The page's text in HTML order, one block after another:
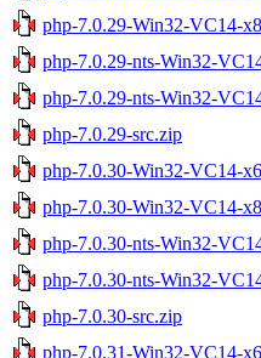
php-7.0.29-Win32-VC14-
php-7.0.29-nts-Win32-
php-7.0.29-nts-Win32-
php-7.0.29-src.zip
php-7.0.30-Win32-VC14-
php-7.0.30-Win32-VC14-
php-7.0.30-nts-Win32-
php-7.0.30-nts-Win32-
php-7.0.30-src.zip
php-7.0.31-Win32-VC14-